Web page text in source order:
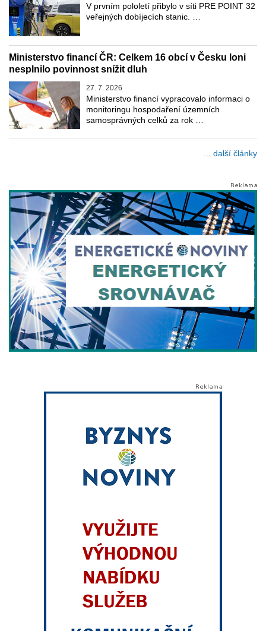
V prvním pololetí přibylo v síti PRE POINT 32
veřejných dobíjecích stanic. …
Ministerstvo financí ČR: Celkem 16 obcí v Česku loni
nesplnilo povinnost snížit dluh
27. 7. 2026
Ministerstvo financí vypracovalo informaci o
monitoringu hospodaření územních
samosprávných celků za rok …
... další články